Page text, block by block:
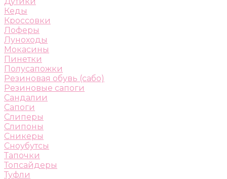
Кеды
Кроссовки
Лоферы
Луноходы
Мокасины
Пинетки
Полусапожки
Резиновая обувь (сабо)
Резиновые сапоги
Сандалии
Сапоги
Слиперы
Слипоны
Сникеры
Сноубутсы
Тапочки
Топсайдеры
Туфли